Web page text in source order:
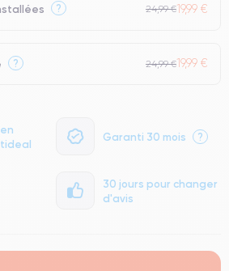
Garanti 30 mois ?
30 jours pour changer
d'avis
? 24,99 €19,99 €
? 24,99 €19,99 €